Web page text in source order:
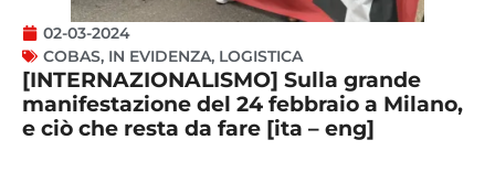
02-03-2024
COBAS, IN EVIDENZA, LOGISTICA
[INTERNAZIONALISMO] Sulla grande
manifestazione del 24 febbraio a Milano,
e ciò che resta da fare [ita – eng]